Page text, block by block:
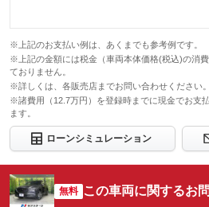
※上記のお支払い例は、あくまでも参考例です。
※上記の金額には税金（車両本体価格(税込)の消
ておりません。
※詳しくは、各販売店までお問い合わせください。
※諸費用（12.7万円）を登録時までに現金でお支
ます。
ローンシミュレーション
無料 この車両に関するお